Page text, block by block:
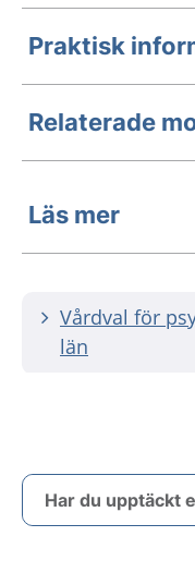
Praktisk
Relaterade
Läs mer
Vårdval för
län
Har du upptäckt